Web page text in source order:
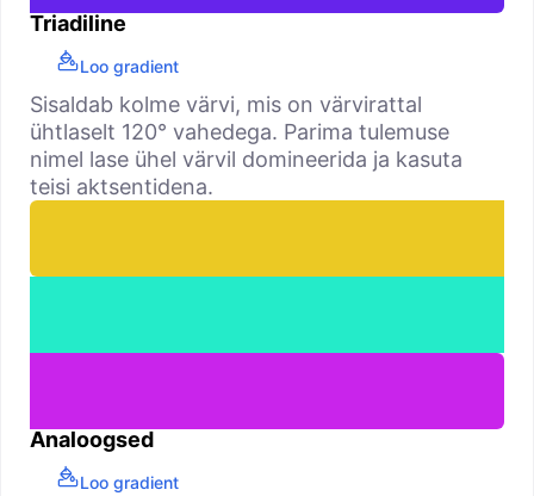
Triadiline
Loo gradient
Sisaldab kolme värvi, mis on värvirattal
ühtlaselt 120° vahedega. Parima tulemuse
nimel lase ühel värvil domineerida ja kasuta
teisi aktsentidena.
Analoogsed
Loo gradient